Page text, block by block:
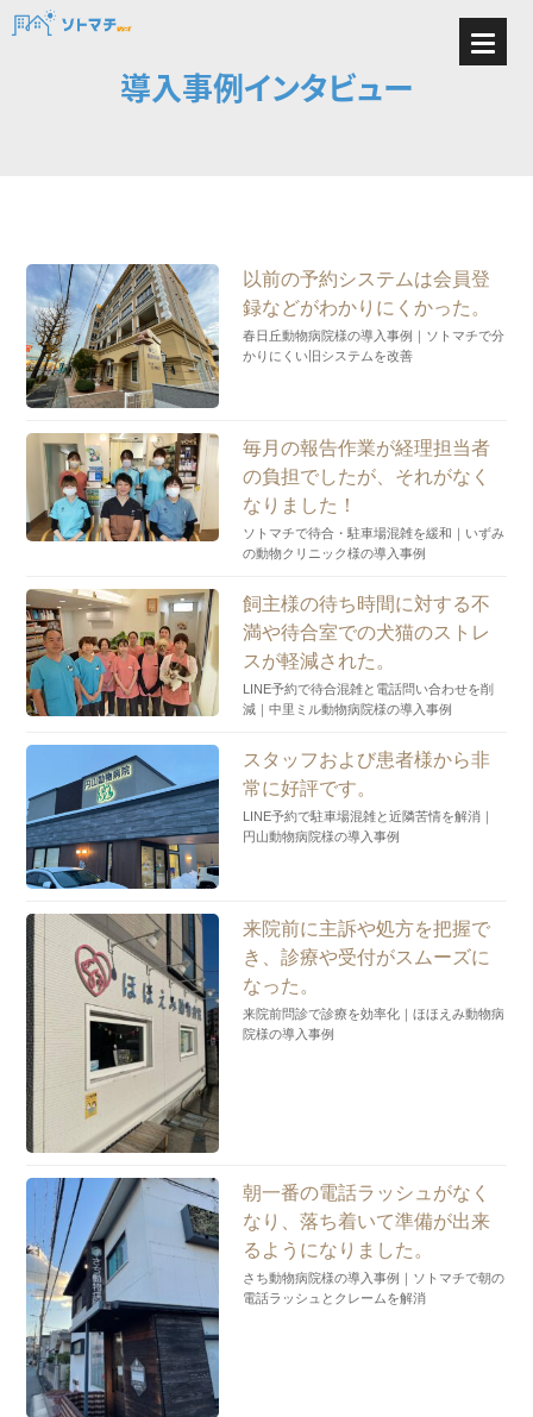
導入事例インタビュー
以前の予約システムは会員登
録などがわかりにくかった。
春日丘動物病院様の導入事例｜ソトマチで分
かりにくい旧システムを改善
毎月の報告作業が経理担当者
の負担でしたが、それがなく
なりました！
ソトマチで待合・駐車場混雑を緩和｜いずみ
の動物クリニック様の導入事例
飼主様の待ち時間に対する不
満や待合室での犬猫のストレ
スが軽減された。
LINE予約で待合混雑と電話問い合わせを削
減｜中里ミル動物病院様の導入事例
スタッフおよび患者様から非
常に好評です。
LINE予約で駐車場混雑と近隣苦情を解消｜
円山動物病院様の導入事例
来院前に主訴や処方を把握で
き、診療や受付がスムーズに
なった。
来院前問診で診療を効率化｜ほほえみ動物病
院様の導入事例
朝一番の電話ラッシュがなく
なり、落ち着いて準備が出来
るようになりました。
さち動物病院様の導入事例｜ソトマチで朝の
電話ラッシュとクレームを解消